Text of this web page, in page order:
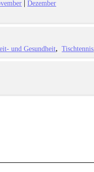
|Dezember
und Gesundheit Tischtennis